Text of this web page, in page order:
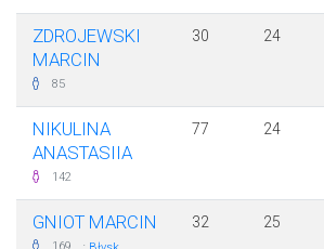
ZDROJEWSKI
MARCIN
85
30 24
NIKULINA
ANASTASIIA
142
77 24
GNIOT MARCIN 32 25